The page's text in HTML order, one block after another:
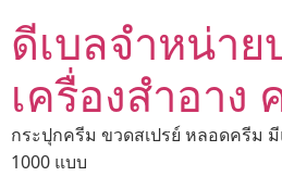
ดีเบลจำหน่า
เครื่องสำอาง
กระปุกครีม ขวดสเปรย์ หลอดครีม
1000 แบบ